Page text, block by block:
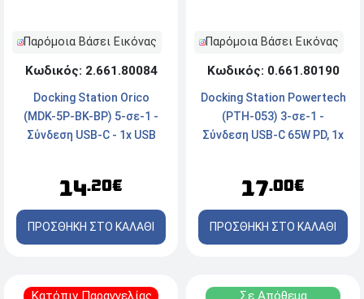
Παρόμοια Βάσει Εικόνας
Κωδικός: 2.661.80084
Docking Station Orico
(MDK-5P-BK-BP) 5-σε-1 -
Σύνδεση USB-C - 1x USB
14.20€
ΠΡΟΣΘΗΚΗ ΣΤΟ ΚΑΛΑΘΙ
Παρόμοια Βάσει Εικόνας
Κωδικός: 0.661.80190
Docking Station Powertech
(PTH-053) 3-σε-1 -
Σύνδεση USB-C 65W PD, 1x
17.00€
ΠΡΟΣΘΗΚΗ ΣΤΟ ΚΑΛΑΘΙ
Κατόπιν Παραγγελίας Σε Απόθεμα